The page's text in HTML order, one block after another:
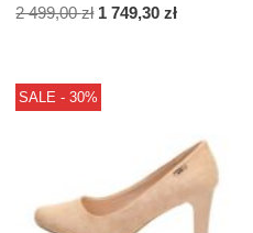
2 499,00zł 1 749,30zł
SALE - 30%